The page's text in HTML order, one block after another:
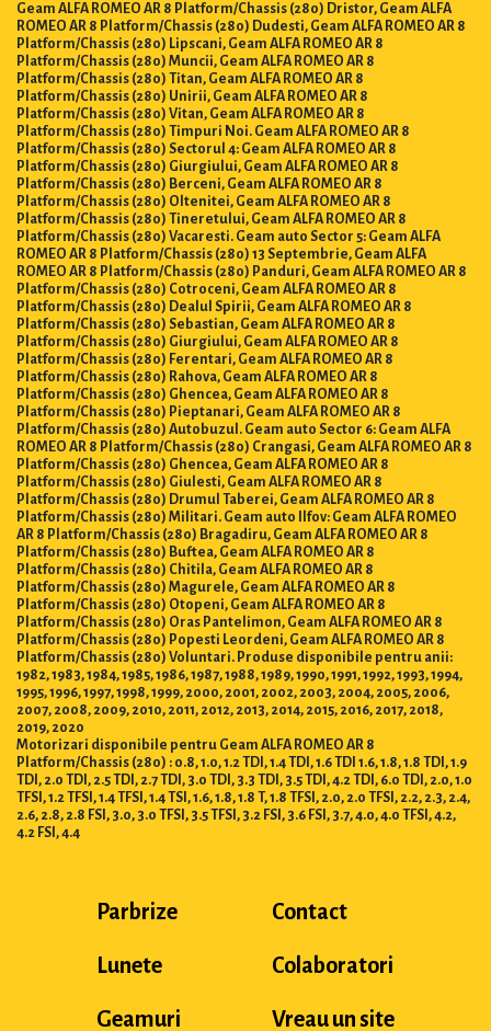
Geam ALFA ROMEO AR 8 Platform/Chassis (280) Dristor, Geam ALFA
ROMEO AR 8 Platform/Chassis (280) Dudesti, Geam ALFA ROMEO AR 8
Platform/Chassis (280) Lipscani, Geam ALFA ROMEO AR 8
Platform/Chassis (280) Muncii, Geam ALFA ROMEO AR 8
Platform/Chassis (280) Titan, Geam ALFA ROMEO AR 8
Platform/Chassis (280) Unirii, Geam ALFA ROMEO AR 8
Platform/Chassis (280) Vitan, Geam ALFA ROMEO AR 8
Platform/Chassis (280) Timpuri Noi. Geam ALFA ROMEO AR 8
Platform/Chassis (280) Sectorul 4: Geam ALFA ROMEO AR 8
Platform/Chassis (280) Giurgiului, Geam ALFA ROMEO AR 8
Platform/Chassis (280) Berceni, Geam ALFA ROMEO AR 8
Platform/Chassis (280) Oltenitei, Geam ALFA ROMEO AR 8
Platform/Chassis (280) Tineretului, Geam ALFA ROMEO AR 8
Platform/Chassis (280) Vacaresti. Geam auto Sector 5: Geam ALFA
ROMEO AR 8 Platform/Chassis (280) 13 Septembrie, Geam ALFA
ROMEO AR 8 Platform/Chassis (280) Panduri, Geam ALFA ROMEO AR 8
Platform/Chassis (280) Cotroceni, Geam ALFA ROMEO AR 8
Platform/Chassis (280) Dealul Spirii, Geam ALFA ROMEO AR 8
Platform/Chassis (280) Sebastian, Geam ALFA ROMEO AR 8
Platform/Chassis (280) Giurgiului, Geam ALFA ROMEO AR 8
Platform/Chassis (280) Ferentari, Geam ALFA ROMEO AR 8
Platform/Chassis (280) Rahova, Geam ALFA ROMEO AR 8
Platform/Chassis (280) Ghencea, Geam ALFA ROMEO AR 8
Platform/Chassis (280) Pieptanari, Geam ALFA ROMEO AR 8
Platform/Chassis (280) Autobuzul. Geam auto Sector 6: Geam ALFA
ROMEO AR 8 Platform/Chassis (280) Crangasi, Geam ALFA ROMEO AR 8
Platform/Chassis (280) Ghencea, Geam ALFA ROMEO AR 8
Platform/Chassis (280) Giulesti, Geam ALFA ROMEO AR 8
Platform/Chassis (280) Drumul Taberei, Geam ALFA ROMEO AR 8
Platform/Chassis (280) Militari. Geam auto Ilfov: Geam ALFA ROMEO
AR 8 Platform/Chassis (280) Bragadiru, Geam ALFA ROMEO AR 8
Platform/Chassis (280) Buftea, Geam ALFA ROMEO AR 8
Platform/Chassis (280) Chitila, Geam ALFA ROMEO AR 8
Platform/Chassis (280) Magurele, Geam ALFA ROMEO AR 8
Platform/Chassis (280) Otopeni, Geam ALFA ROMEO AR 8
Platform/Chassis (280) Oras Pantelimon, Geam ALFA ROMEO AR 8
Platform/Chassis (280) Popesti Leordeni, Geam ALFA ROMEO AR 8
Platform/Chassis (280) Voluntari. Produse disponibile pentru anii:
1982, 1983, 1984, 1985, 1986, 1987, 1988, 1989, 1990, 1991, 1992, 1993, 1994,
1995, 1996, 1997, 1998, 1999, 2000, 2001, 2002, 2003, 2004, 2005, 2006,
2007, 2008, 2009, 2010, 2011, 2012, 2013, 2014, 2015, 2016, 2017, 2018,
2019, 2020
Motorizari disponibile pentru Geam ALFA ROMEO AR 8
Platform/Chassis (280) : 0.8, 1.0, 1.2 TDI, 1.4 TDI, 1.6 TDI 1.6, 1.8, 1.8 TDI, 1.9
TDI, 2.0 TDI, 2.5 TDI, 2.7 TDI, 3.0 TDI, 3.3 TDI, 3.5 TDI, 4.2 TDI, 6.0 TDI, 2.0, 1.0
TFSI, 1.2 TFSI, 1.4 TFSI, 1.4 TSI, 1.6, 1.8, 1.8 T, 1.8 TFSI, 2.0, 2.0 TFSI, 2.2, 2.3, 2.4,
2.6, 2.8, 2.8 FSI, 3.0, 3.0 TFSI, 3.5 TFSI, 3.2 FSI, 3.6 FSI, 3.7, 4.0, 4.0 TFSI, 4.2,
4.2 FSI, 4.4
Parbrize
Lunete
Geamuri
Contact
Colaboratori
Vreau un site